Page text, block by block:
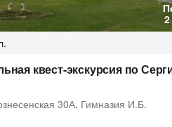
квест-экскурсия по
30А, Гимназия И.Б.